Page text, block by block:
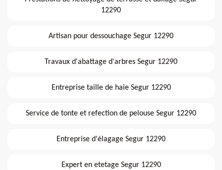
12290
Artisan pour dessouchage Segur 12290
Travaux d'abattage d'arbres Segur 12290
Entreprise taille de haie Segur 12290
Service de tonte et refection de pelouse Segur 12290
Entreprise d'élagage Segur 12290
Expert en etetage Segur 12290